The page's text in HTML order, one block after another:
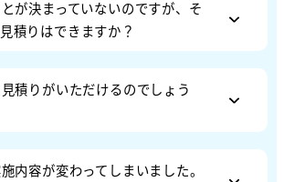
が決まっていないのですが、そ
積りはできますか？
積りがいただけるのでしょう
内容が変わってしまいました。